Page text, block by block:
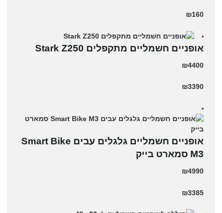
₪160
‏אופניים חשמליים ‏מתקפלים Stark Z250
₪4400
₪3390
אופניים חשמליים גלגלים עבים Smart Bike
M3 סמארט בייק
₪4990
₪3385